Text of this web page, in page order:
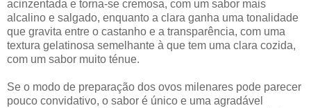
acinzentada e torna-se cremosa, com um sabor mais
alcalino e salgado, enquanto a clara ganha uma tonalidade
que gravita entre o castanho e a transparência, com uma
textura gelatinosa semelhante à que tem uma clara cozida,
com um sabor muito ténue.
Se o modo de preparação dos ovos milenares pode parecer
pouco convidativo, o sabor é único e uma agradável